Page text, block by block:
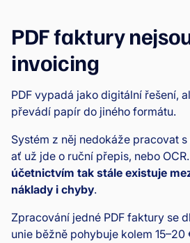
PDF faktury
invoicing
PDF vypadá jako digitální řešení,
převádí papír do jiného formátu.
Systém z něj nedokáže pracovat
ať už jde o ruční přepis, nebo OCR.
účetnictvím tak stále existuje
náklady i chyby.
Zpracování jedné PDF faktury se
unie běžně pohybuje kolem